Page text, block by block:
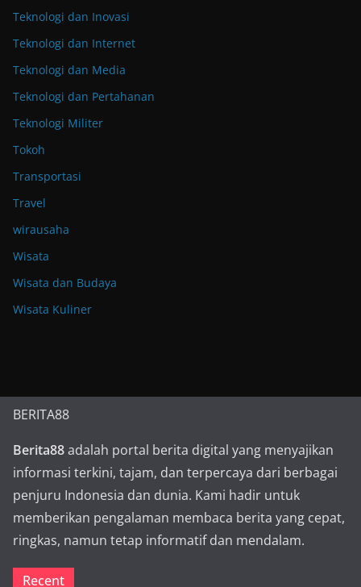
Teknologi dan Inovasi
Teknologi dan Internet
Teknologi dan Media
Teknologi dan Pertahanan
Teknologi Militer
Tokoh
Transportasi
Travel
wirausaha
Wisata
Wisata dan Budaya
Wisata Kuliner
BERITA88
Berita88adalah portal berita digital yang menyajikan
informasi terkini, tajam, dan terpercaya dari berbagai
penjuru Indonesia dan dunia. Kami hadir untuk
memberikan pengalaman membaca berita yang cepat,
ringkas, namun tetap informatif dan mendalam.
Recent